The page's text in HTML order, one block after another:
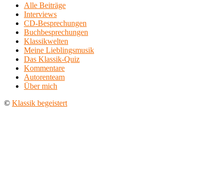
Alle Beiträge
Interviews
CD-Besprechungen
Buchbesprechungen
Klassikwelten
Meine Lieblingsmusik
Das Klassik-Quiz
Kommentare
Autorenteam
Über mich
© Klassik begeistert